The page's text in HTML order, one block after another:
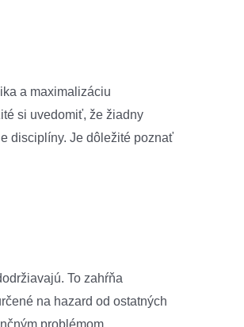
a maximalizáciu
si uvedomiť, že žiadny
disciplíny. Je dôležité poznať
To zahŕňa
na hazard od ostatných
problémom.